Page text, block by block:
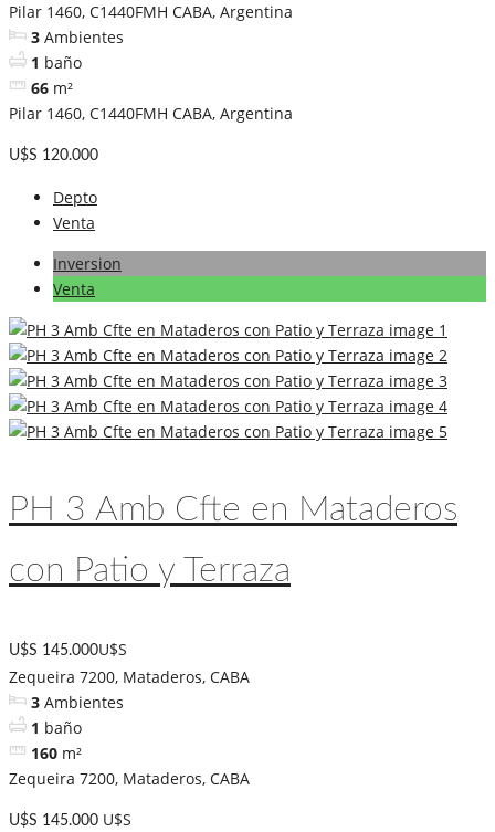
Pilar 1460, C1440FMH CABA, Argentina
3 Ambientes
1 baño
66 m²
Pilar 1460, C1440FMH CABA, Argentina
U$S 120.000
Depto
Venta
Inversion
Venta
PH 3 Amb Cfte en Mataderos
con Patio y Terraza
U$S 145.000U$S
Zequeira 7200, Mataderos, CABA
3 Ambientes
1 baño
160 m²
Zequeira 7200, Mataderos, CABA
U$S 145.000 U$S